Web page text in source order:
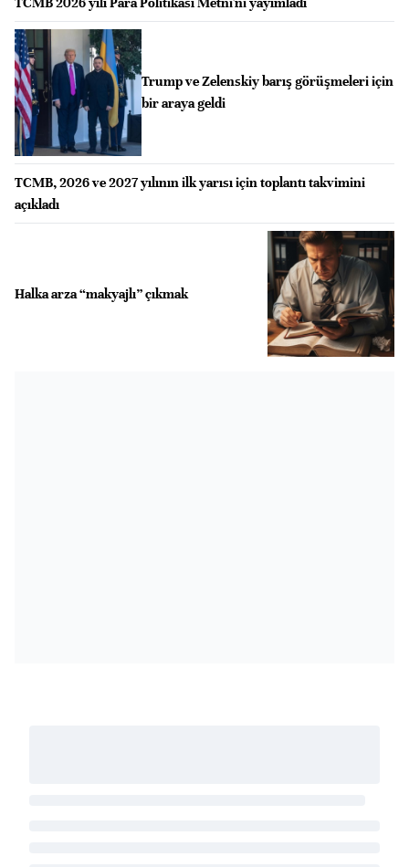
Trump ve Zelenskiy barış görüşmeleri için
bir araya geldi
TCMB, 2026 ve 2027 yılının ilk yarısı için toplantı takvimini
açıkladı
Halka arza “makyajlı” çıkmak